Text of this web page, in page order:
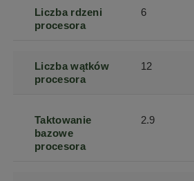
Liczba rdzeni
procesora
6
Liczba wątków
procesora
12
Taktowanie
bazowe
procesora
2.9